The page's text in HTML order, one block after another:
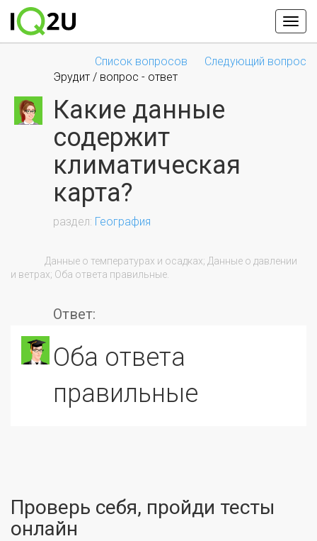
Список вопросов
Следующий вопрос
Эрудит / вопрос - ответ
Какие данные
содержит
климатическая
карта?
География
и ветрах; Оба ответа правильные.
Ответ:
Оба ответа
правильные
Проверь себя, пройди тесты
онлайн